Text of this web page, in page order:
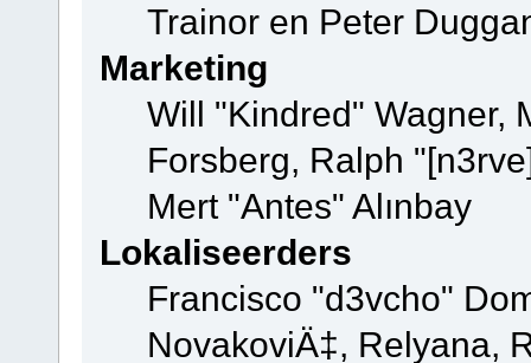
Trainor en Peter
Marketing
Will "Kindred" Wagner,
Forsberg, Ralph
Mert "Antes" Alınbay
Lokaliseerders
Francisco "d3vcho"
NovakoviÄ‡, Relyana,